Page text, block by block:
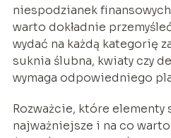
niespodzianek
warto dokładnie
wydać na każdą kategorię
suknia ślubna, kwiaty czy
wymaga odpowiedniego
Rozważcie, które elementy
najważniejsze i na co